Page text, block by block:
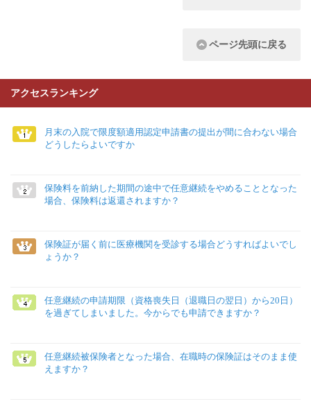
ページ先頭に戻る
アクセスランキング
月末の入院で限度額適用認定申請書の提出が間に合わない場合
どうしたらよいですか
保険料を前納した期間の途中で任意継続をやめることとなった
場合、保険料は返還されますか？
保険証が届く前に医療機関を受診する場合どうすればよいでし
ょうか？
任意継続の申請期限（資格喪失日（退職日の翌日）から20日）
を過ぎてしまいました。今からでも申請できますか？
任意継続被保険者となった場合、在職時の保険証はそのまま使
えますか？